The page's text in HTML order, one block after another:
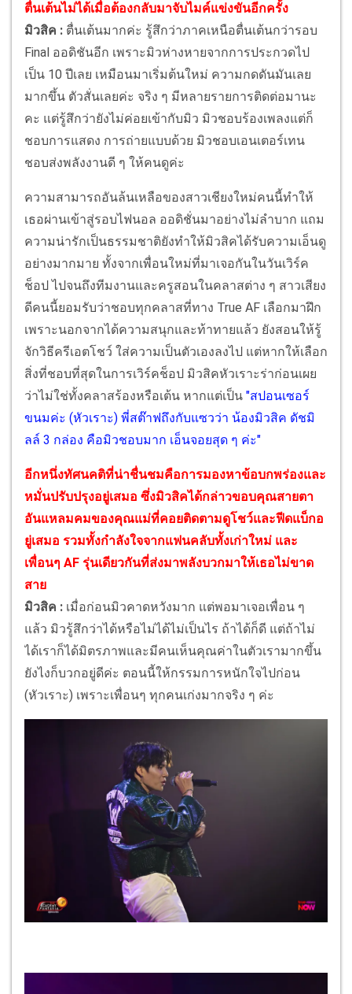
ตื่นเต้นไม่ได้เมื่อต้องกลับมาจับไมค์แข่งขันอีกครั้ง
มิวสิค : ตื่นเต้นมากค่ะ รู้สึกว่าภาคเหนือตื่นเต้นกว่ารอบ
Final ออดิชันอีก เพราะมิวห่างหายจากการประกวดไป
เป็น 10 ปีเลย เหมือนมาเริ่มต้นใหม่ ความกดดันมันเลย
มากขึ้น ตัวสั่นเลยค่ะ จริง ๆ มีหลายรายการติดต่อมานะ
คะ แต่รู้สึกว่ายังไม่ค่อยเข้ากับมิว มิวชอบร้องเพลงแต่ก็
ชอบการแสดง การถ่ายแบบด้วย มิวชอบเอนเตอร์เทน
ชอบส่งพลังงานดี ๆ ให้คนดูค่ะ
ความสามารถอันล้นเหลือของสาวเชียงใหม่คนนี้ทำให้
เธอผ่านเข้าสู่รอบไฟนอล ออดิชั่นมาอย่างไม่ลำบาก แถม
ความน่ารักเป็นธรรมชาติยังทำให้มิวสิคได้รับความเอ็นดู
อย่างมากมาย ทั้งจากเพื่อนใหม่ที่มาเจอกันในวันเวิร์ค
ช็อป ไปจนถึงทีมงานและครูสอนในคลาสต่าง ๆ สาวเสียง
ดีคนนี้ยอมรับว่าชอบทุกคลาสที่ทาง True AF เลือกมาฝึก
เพราะนอกจากได้ความสนุกและท้าทายแล้ว ยังสอนให้รู้
จักวิธีครีเอตโชว์ ใส่ความเป็นตัวเองลงไป แต่หากให้เลือก
สิ่งที่ชอบที่สุดในการเวิร์คช็อป มิวสิคหัวเราะร่าก่อนเผย
ว่าไม่ใช่ทั้งคลาสร้องหรือเต้น หากแต่เป็น "สปอนเซอร์
ขนมค่ะ (หัวเราะ) พี่สต๊าฟถึงกับแซวว่า น้องมิวสิค ดัชมิ
ลล์ 3 กล่อง คือมิวชอบมาก เอ็นจอยสุด ๆ ค่ะ"
อีกหนึ่งทัศนคติที่น่าชื่นชมคือการมองหาข้อบกพร่องและ
หมั่นปรับปรุงอยู่เสมอ ซึ่งมิวสิคได้กล่าวขอบคุณสายตา
อันแหลมคมของคุณแม่ที่คอยติดตามดูโชว์และฟีดแบ็กอ
ยู่เสมอ รวมทั้งกำลังใจจากแฟนคลับทั้งเก่าใหม่ และ
เพื่อนๆ AF รุ่นเดียวกันที่ส่งมาพลังบวกมาให้เธอไม่ขาด
สาย
มิวสิค : เมื่อก่อนมิวคาดหวังมาก แต่พอมาเจอเพื่อน ๆ
แล้ว มิวรู้สึกว่าได้หรือไม่ได้ไม่เป็นไร ถ้าได้ก็ดี แต่ถ้าไม่
ได้เราก็ได้มิตรภาพและมีคนเห็นคุณค่าในตัวเรามากขึ้น
ยังไงก็บวกอยู่ดีค่ะ ตอนนี้ให้กรรมการหนักใจไปก่อน
(หัวเราะ) เพราะเพื่อนๆ ทุกคนเก่งมากจริง ๆ ค่ะ